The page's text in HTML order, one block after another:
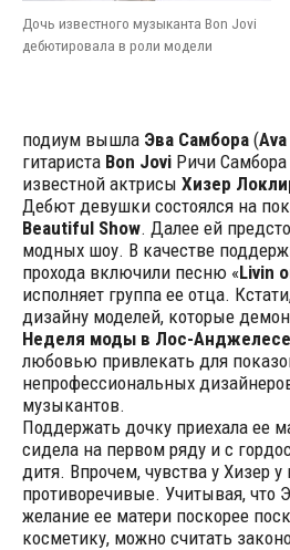
Дочь известного музыканта Bon Jovi
дебютировала в роли модели
подиум вышла Эва Самбора(
гитариста Bon JoviРичи Самбора
известной актрисы Хизер
Дебют девушки состоялся на
Beautiful Show. Далее ей
модных шоу. В качестве
прохода включили песню «Livin
исполняет группа ее отца.
дизайну моделей, которые
Неделя моды в Лос-Анджелесе
любовью привлекать для
непрофессиональных
музыкантов.
Поддержать дочку приехала ее
сидела на первом ряду и с
дитя. Впрочем, чувства у Хизер
противоречивые. Учитывая, что
желание ее матери поскорее
косметику, можно считать